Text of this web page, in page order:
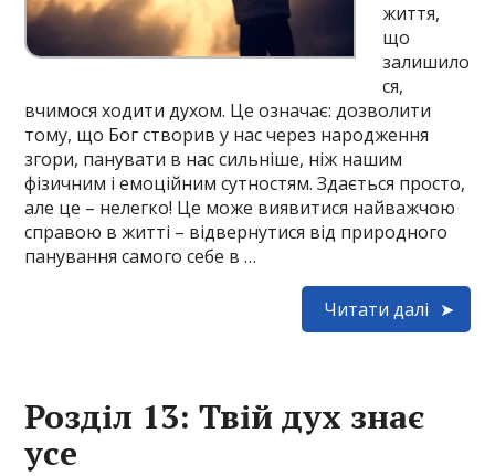
життя,
що
залишило
ся,
вчимося ходити духом. Це означає: дозволити
тому, що Бог створив у нас через народження
згори, панувати в нас сильніше, ніж нашим
фізичним і емоційним сутностям. Здається просто,
але це – нелегко! Це може виявитися найважчою
справою в житті – відвернутися від природного
панування самого себе в …
Читати далі
Розділ 13: Твій дух знає
усе